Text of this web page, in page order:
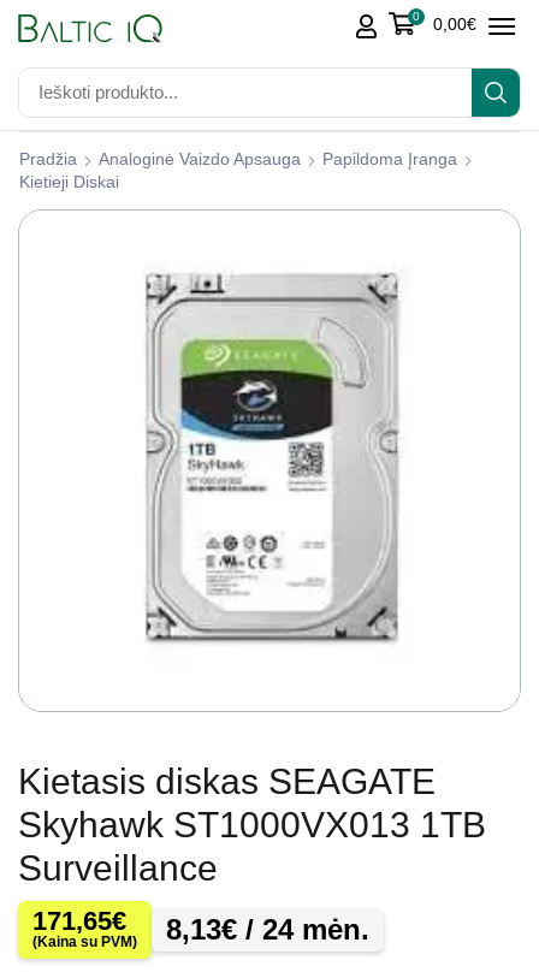
0 0,00€
Pradžia Analoginė Vaizdo Apsauga
Papildoma Įranga
Kietieji Diskai
Kietasis diskas SEAGATE
Skyhawk ST1000VX013 1TB
Surveillance
171,65€
(Kaina su PVM) 8,13€ / 24 mėn.